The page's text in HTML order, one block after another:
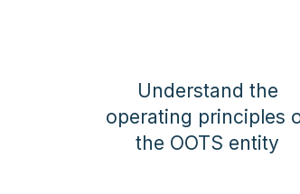
Understand the
operating principles
the OOTS entity